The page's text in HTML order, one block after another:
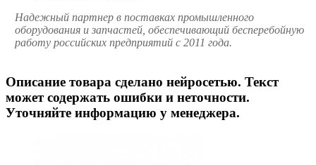
Надежный партнер в поставках промышленного
оборудования и запчастей, обеспечивающий бесперебойную
работу российских предприятий с 2011 года.
Описание товара сделано нейросетью. Текст
может содержать ошибки и неточности.
Уточняйте информацию у менеджера.